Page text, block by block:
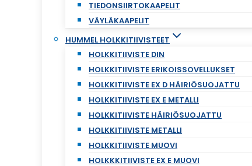
TIEDONSIIRTOKAAPELIT
VÄYLÄKAAPELIT
HUMMEL HOLKKITIIVISTEET
HOLKKITIIVISTE DIN
HOLKKITIIVISTE ERIKOISSOVELLUKSET
HOLKKITIIVISTE EX D HÄIRIÖSUOJATTU
HOLKKITIIVISTE EX E METALLI
HOLKKITIIVISTE HÄIRIÖSUOJATTU
HOLKKITIIVISTE METALLI
HOLKKITIIVISTE MUOVI
HOLKKKITIIVISTE EX E MUOVI